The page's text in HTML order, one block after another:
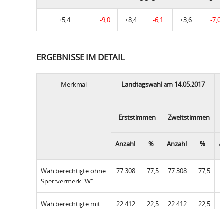
+5,4 -9,0 +8,4 -6,1 +3,6 -7,0
ERGEBNISSE IM DETAIL
Merkmal Landtagswahl am 14.05.2017
Erststimmen Zweitstimmen
Anzahl % Anzahl %
Wahlberechtigte ohne
Sperrvermerk "W"
77 308 77,5 77 308 77,5
Wahlberechtigte mit
22 412 22,5 22 412 22,5